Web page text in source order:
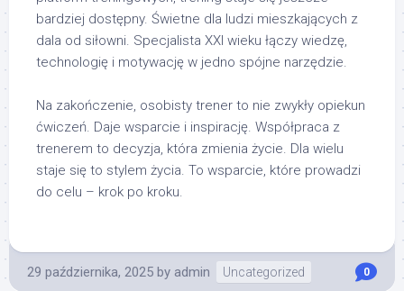
bardziej dostępny. Świetne dla ludzi mieszkających z
dala od siłowni. Specjalista XXI wieku łączy wiedzę,
technologię i motywację w jedno spójne narzędzie.
Na zakończenie, osobisty trener to nie zwykły opiekun
ćwiczeń. Daje wsparcie i inspirację. Współpraca z
trenerem to decyzja, która zmienia życie. Dla wielu
staje się to stylem życia. To wsparcie, które prowadzi
do celu – krok po kroku.
29 października, 2025 by admin Uncategorized 0